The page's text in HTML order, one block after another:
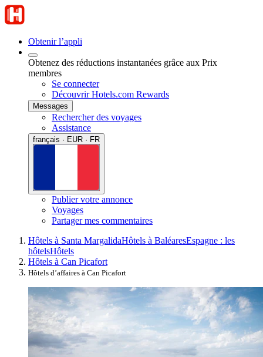
Obtenir l’appli
Obtenez des réductions instantanées grâce aux Prix
membres
Se connecter
Découvrir Hotels.com Rewards
Messages
Rechercher des voyages
Assistance
français · EUR · FR
Publier votre annonce
Voyages
Partager mes commentaires
Hôtels à Santa MargalidaHôtels à BaléaresEspagne : les
hôtelsHôtels
Hôtels à Can Picafort
Hôtels d’affaires à Can Picafort